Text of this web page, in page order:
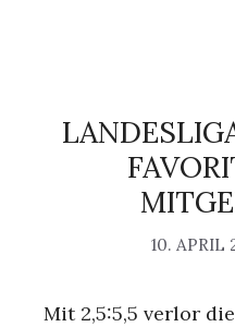
10. APRIL
Mit 2,5:5,5 verlor